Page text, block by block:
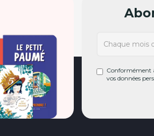
Conformément
vos données